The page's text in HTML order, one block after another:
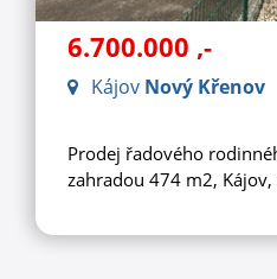
6.700.000 ,-
Kájov Nový Křenov
Prodej řadového
zahradou 474 m2,